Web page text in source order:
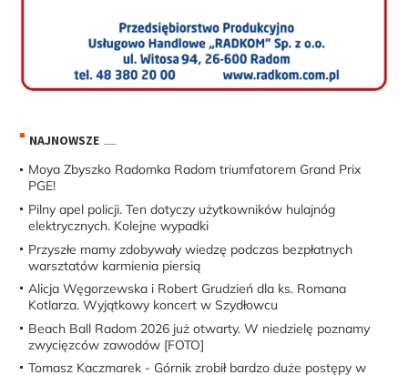
NAJNOWSZE
Moya Zbyszko Radomka Radom triumfatorem Grand Prix
PGE!
Pilny apel policji. Ten dotyczy użytkowników hulajnóg
elektrycznych. Kolejne wypadki
Przyszłe mamy zdobywały wiedzę podczas bezpłatnych
warsztatów karmienia piersią
Alicja Węgorzewska i Robert Grudzień dla ks. Romana
Kotlarza. Wyjątkowy koncert w Szydłowcu
Beach Ball Radom 2026 już otwarty. W niedzielę poznamy
zwycięzców zawodów [FOTO]
Tomasz Kaczmarek - Górnik zrobił bardzo duże postępy w